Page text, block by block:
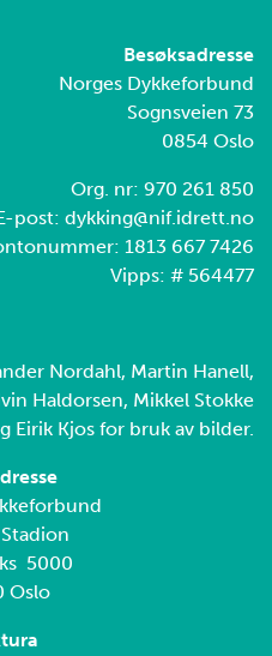
Besøksadresse
Norges Dykkeforbund
Sognsveien 73
0854 Oslo
Org. nr: 970 261 850
post: dykking@nif.idrett.no
1813 667 7426
Vipps: # 564477
Nordahl, Martin Hanell,
Haldorsen, Mikkel Stokke
Eirik Kjos for bruk av bilder.
5000
Oslo